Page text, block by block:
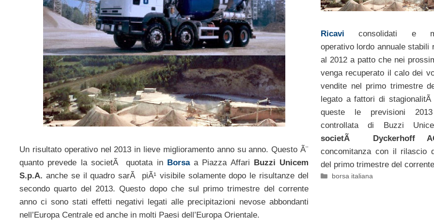
Un risultato operativo nel 2013 in lieve miglioramento anno su anno. Questo Ã¨
quanto prevede la societÃ quotata in Borsaa Piazza Affari Buzzi Unicem
S.p.A. anche se il quadro sarÃ piÃ¹ visibile solamente dopo le risultanze del
secondo quarto del 2013. Questo dopo che sul primo trimestre del corrente
anno ci sono stati effetti negativi legati alle precipitazioni nevose abbondanti
nell’Europa Centrale ed anche in molti Paesi dell’Europa Orientale.
Ricavi consolidati e
operativo lordo annuale stabili
al 2012 a patto che nei
venga recuperato il calo dei
vendite nel primo trimestre
legato a fattori di
queste le previsioni
controllata di Buzzi
societÃ Dyckerhoff
concomitanza con il rilascio
del primo trimestre del
Categorie
borsa italiana